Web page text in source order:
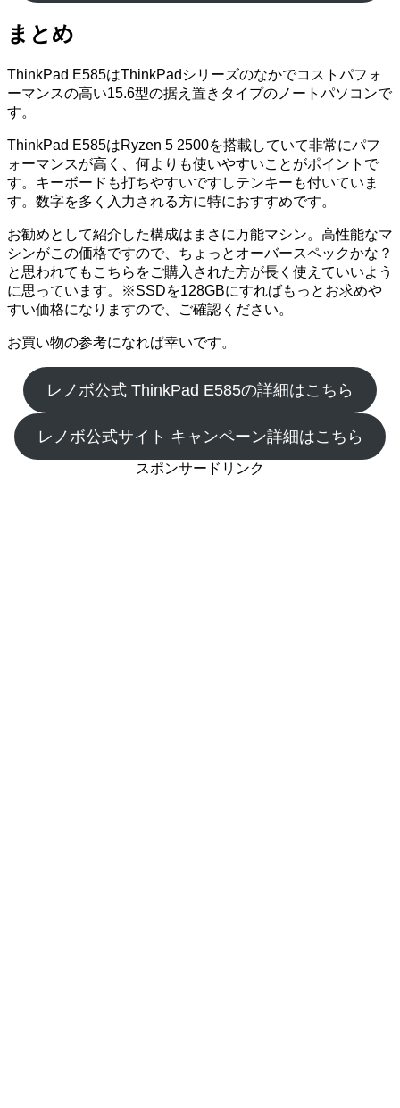
まとめ
ThinkPad E585はThinkPadシリーズのなかでコストパフォ
ーマンスの高い15.6型の据え置きタイプのノートパソコンで
す。
ThinkPad E585はRyzen 5 2500を搭載していて非常にパフ
ォーマンスが高く、何よりも使いやすいことがポイントで
す。キーボードも打ちやすいですしテンキーも付いていま
す。数字を多く入力される方に特におすすめです。
お勧めとして紹介した構成はまさに万能マシン。高性能なマ
シンがこの価格ですので、ちょっとオーバースペックかな？
と思われてもこちらをご購入された方が長く使えていいよう
に思っています。※SSDを128GBにすればもっとお求めや
すい価格になりますので、ご確認ください。
お買い物の参考になれば幸いです。
レノボ公式 ThinkPad E585の詳細はこちら
レノボ公式サイト キャンペーン詳細はこちら
スポンサードリンク